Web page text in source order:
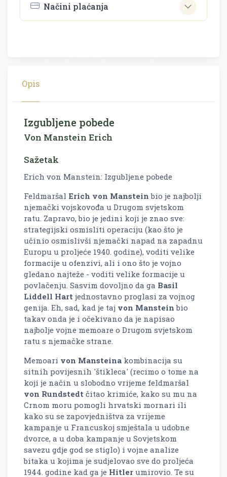
Načini plaćanja
Opis
Izgubljene pobede
Von Manstein Erich
Sažetak
Erich von Manstein: Izgubljene pobede
Feldmaršal Erich von Manstein bio je najbolji
njemački vojskovođa u Drugom svjetskom
ratu. Zapravo, bio je jedini koji je znao sve:
strategijski osmisliti operaciju (kao što je
učinio osmislivši njemački napad na zapadnu
Europu u proljeće 1940. godine), voditi velike
formacije u ofenzivi, ali i ono što je vojno
gledano najteže - voditi velike formacije u
povlačenju. Sasvim dovoljno da ga Basil
Liddell Hart jednostavno proglasi za vojnog
genija. Eh, sad, kad je taj von Manstein bio
takav onda je i očekivano da je napisao
najbolje vojne memoare o Drugom svjetskom
ratu s njemačke strane.
Memoari von Mansteina kombinacija su
sitnih povijesnih 'štikleca' (recimo o tome na
koji je način u slobodno vrijeme feldmaršal
von Rundstedt čitao krimiće, kako su mu na
Crnom moru pomogli hrvatski mornari ili
kako su se zapovjedništva za vrijeme
kampanje u Francuskoj smještala u udobne
dvorce, a u doba kampanje u Sovjetskom
savezu gdje god se stiglo) i vojne analize
bitaka u kojima je sudjelovao sve do proljeća
1944. godine kad ga je Hitler umirovio. Te su